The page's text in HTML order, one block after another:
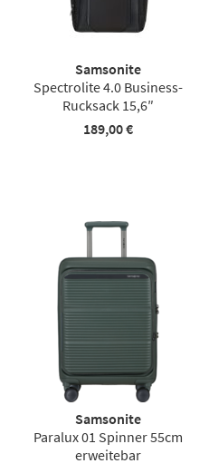
Samsonite
Spectrolite 4.0 Business-
Rucksack 15,6″
189,00 €
Samsonite
Paralux 01 Spinner 55cm
erweitebar